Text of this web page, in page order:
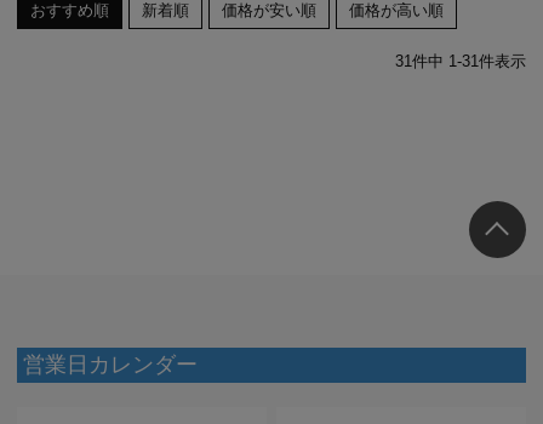
おすすめ順
新着順 価格が安い順 価格が高い順
31件中 1-31件表示
営業日カレンダー